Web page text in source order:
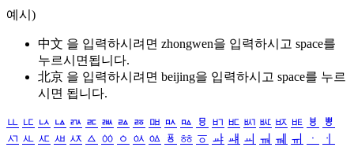
예시)
中文 을 입력하시려면 zhongwen을 입력하시고 space를
누르시면됩니다.
北京 을 입력하시려면 beijing을 입력하시고 space를 누르
시면 됩니다.
ㅥ ㅦ ㅧ ㅨ ㅩ ㅪ ㅫ ㅬ ㅭ ㅮ ㅯ ㅰ ㅱ ㅲ ㅳ ㅴ ㅵ ㅶ ㅷ ㅸ
ㅹ
ㅺ ㅻ ㅼ ㅽ ㅾ ㅿ ㆀ ㆁ ㆂ ㆃ ㆄ ㆅ ㆆ ㆇ ㆈ ㆉ ㆊ ㆋ ㆌ ㆍ
ㆎ